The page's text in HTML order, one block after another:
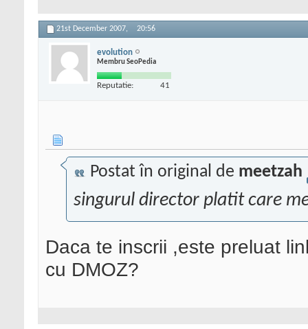
21st December 2007, 20:56
evolution
Membru SeoPedia
Reputatie: 41
Postat în original de meetzah
singurul director platit care
Daca te inscrii ,este preluat
cu DMOZ?